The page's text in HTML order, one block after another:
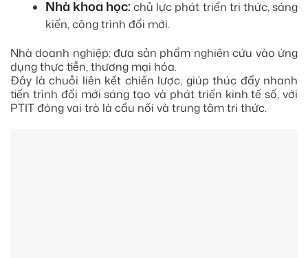
Nhà khoa học: chủ lực phát triển tri thức, sáng
kiến, công trình đổi mới.
Nhà doanh nghiệp: đưa sản phẩm nghiên cứu vào ứng
dụng thực tiễn, thương mại hóa.
Đây là chuỗi liên kết chiến lược, giúp thúc đẩy nhanh
tiến trình đổi mới sáng tạo và phát triển kinh tế số, với
PTIT đóng vai trò là cầu nối và trung tâm tri thức.